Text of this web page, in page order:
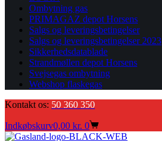
Ombytning gas
PRIMAGAZ depot Horsens
Salgs og leveringsbetingelser
Salgs og leveringsbetingelser 2023
Sikkerhedsdatablade
Strandmøllen depot Horsens
Svejsegas ombytning
Webshop flaskegas
Kontakt os: 50 360 350
Indkøbskurv0,00 kr. 0